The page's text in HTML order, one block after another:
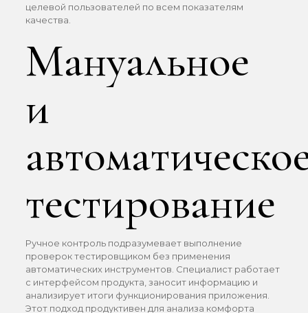
целевой пользователей по всем показателям
качества.
Мануальное
и
тестирование
Ручное контроль подразумевает выполнение
проверок тестировщиком без применения
автоматических инструментов. Специалист работает
с интерфейсом продукта, заносит информацию и
анализирует итоги функционирования приложения.
Этот подход продуктивен для анализа комфорта